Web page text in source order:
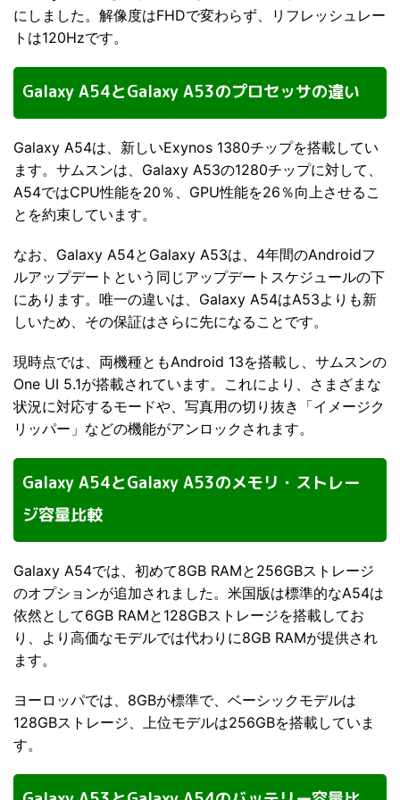
にしました。解像度はFHDで変わらず、リフレッシュレー
トは120Hzです。
Galaxy A54とGalaxy A53のプロセッサの違い
Galaxy A54は、新しいExynos 1380チップを搭載してい
ます。サムスンは、Galaxy A53の1280チップに対して、
A54ではCPU性能を20％、GPU性能を26％向上させるこ
とを約束しています。
なお、Galaxy A54とGalaxy A53は、4年間のAndroidフ
ルアップデートという同じアップデートスケジュールの下
にあります。唯一の違いは、Galaxy A54はA53よりも新
しいため、その保証はさらに先になることです。
現時点では、両機種ともAndroid 13を搭載し、サムスンの
One UI 5.1が搭載されています。これにより、さまざまな
状況に対応するモードや、写真用の切り抜き「イメージク
リッパー」などの機能がアンロックされます。
Galaxy A54とGalaxy A53のメモリ・ストレー
ジ容量比較
Galaxy A54では、初めて8GB RAMと256GBストレージ
のオプションが追加されました。米国版は標準的なA54は
依然として6GB RAMと128GBストレージを搭載してお
り、より高価なモデルでは代わりに8GB RAMが提供され
ます。
ヨーロッパでは、8GBが標準で、ベーシックモデルは
128GBストレージ、上位モデルは256GBを搭載していま
す。